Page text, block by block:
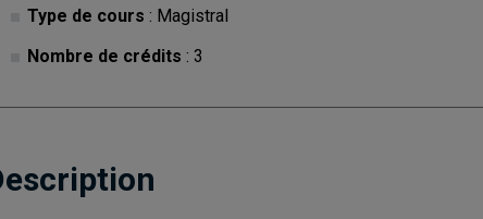
Type de cours : Magistral
Nombre de crédits : 3